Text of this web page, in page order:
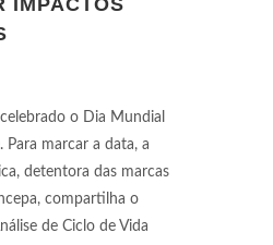
IMPACTOS
o Dia Mundial
marcar a data, a
detentora das marcas
compartilha o
de Ciclo de Vida